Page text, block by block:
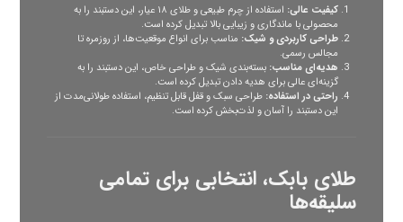
کیفیت عالی:
استفاده از چرم طبیعی و طلای ۱۸ عیار، این دستبند را به
محصولی با ماندگاری و زیبایی بالا تبدیل کرده است.
طراحی کاربردی و شیک: مناسب برای انواع موقعیت‌ها، از روزمره تا
مجالس رسمی.
هدیه‌ای مناسب: بسته‌بندی شیک و طراحی خاص، این دستبند را به
گزینه‌ای عالی برای هدیه دادن تبدیل کرده است.
راحتی در استفاده: طراحی سبک و قفل قابل تنظیم، استفاده طولانی‌مدت از
این دستبند را آسان و لذت‌بخش کرده است.
طلای بابک، انتخابی برای تمامی
سلیقه‌ها